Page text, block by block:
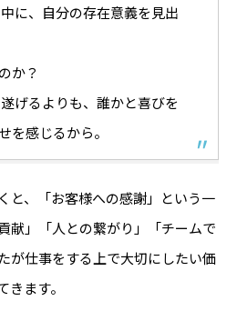
に、自分の存在意義を見出
か？
げるよりも、誰かと喜びを
を感じるから。
と、「お客様への感謝」という一
献」「人との繋がり」「チームで
が仕事をする上で大切にしたい価
ます。